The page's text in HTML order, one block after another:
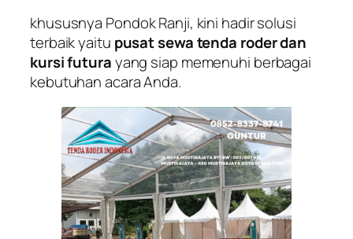
khususnya Pondok Ranji, kini hadir solusi
terbaik yaitu pusat sewa tenda roder dan
kursi futurayang siap memenuhi berbagai
kebutuhan acara Anda.